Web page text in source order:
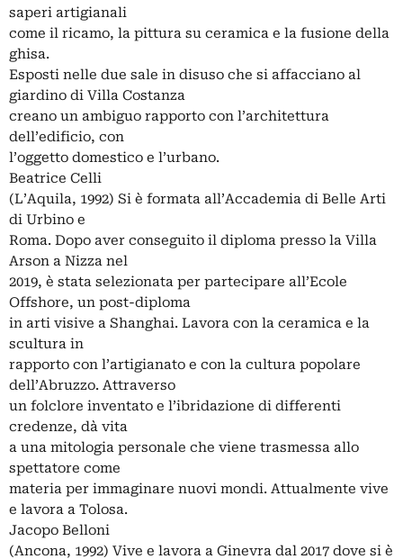
saperi artigianali
come il ricamo, la pittura su ceramica e la fusione della
ghisa.
Esposti nelle due sale in disuso che si affacciano al
giardino di Villa Costanza
creano un ambiguo rapporto con l’architettura
dell’edificio, con
l’oggetto domestico e l’urbano.
Beatrice Celli
(L’Aquila, 1992) Si è formata all’Accademia di Belle Arti
di Urbino e
Roma. Dopo aver conseguito il diploma presso la Villa
Arson a Nizza nel
2019, è stata selezionata per partecipare all’Ecole
Offshore, un post-diploma
in arti visive a Shanghai. Lavora con la ceramica e la
scultura in
rapporto con l’artigianato e con la cultura popolare
dell’Abruzzo. Attraverso
un folclore inventato e l’ibridazione di differenti
credenze, dà vita
a una mitologia personale che viene trasmessa allo
spettatore come
materia per immaginare nuovi mondi. Attualmente vive
e lavora a Tolosa.
Jacopo Belloni
(Ancona, 1992) Vive e lavora a Ginevra dal 2017 dove si è